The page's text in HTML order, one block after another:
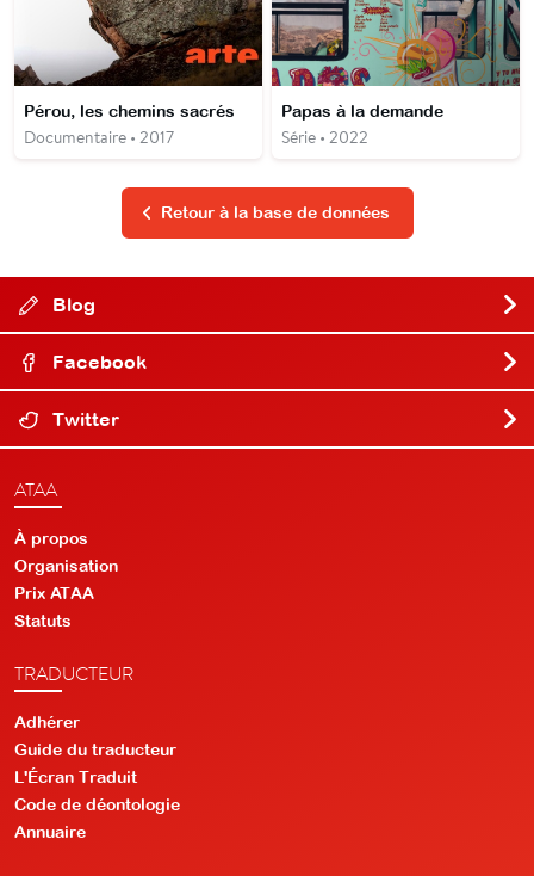
Pérou, les chemins sacrés
Documentaire • 2017
Papas à la demande
Série • 2022
Retour à la base de données
Blog
Facebook
Twitter
ATAA
À propos
Organisation
Prix ATAA
Statuts
TRADUCTEUR
Adhérer
Guide du traducteur
L'Écran Traduit
Code de déontologie
Annuaire